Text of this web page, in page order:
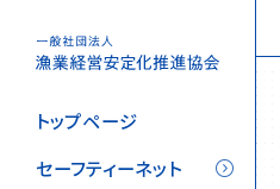
トップページ
セーフティーネット